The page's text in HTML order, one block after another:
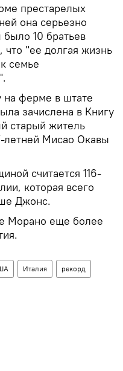
престарелых
она серьезно
10 братьев
что "ее долгая жизнь
семье
на ферме в штате
зачислена в Книгу
старый житель
летней Мисао Окавы
считается 116-
которая всего
Джонс.
Морано еще более
Италия рекорд